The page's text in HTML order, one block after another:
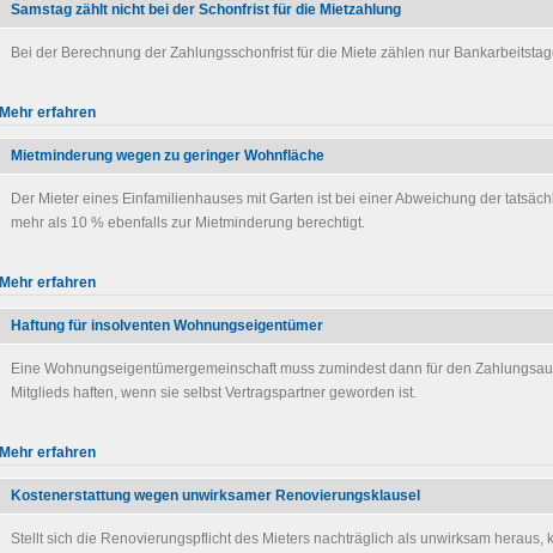
Samstag zählt nicht bei der Schonfrist für die Mietzahlung
Bei der Berechnung der Zahlungsschonfrist für die Miete zählen nur
Mehr erfahren
Mietminderung wegen zu geringer Wohnfläche
Der Mieter eines Einfamilienhauses mit Garten ist bei einer Abweichung der
mehr als 10 % ebenfalls zur Mietminderung berechtigt.
Mehr erfahren
Haftung für insolventen Wohnungseigentümer
Eine Wohnungseigentümergemeinschaft muss zumindest dann für den
Mitglieds haften, wenn sie selbst Vertragspartner geworden ist.
Mehr erfahren
Kostenerstattung wegen unwirksamer Renovierungsklausel
Stellt sich die Renovierungspflicht des Mieters nachträglich als unwirksam heraus,